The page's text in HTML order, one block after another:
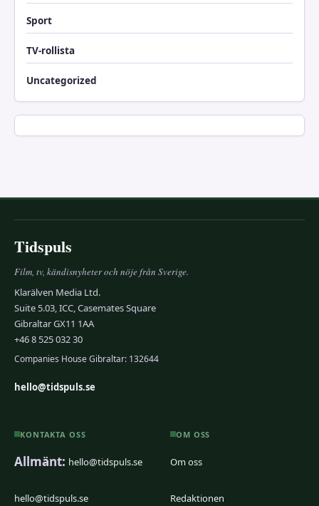
Sport
TV-rollista
Uncategorized
Tidspuls
Film, tv, kändisnyheter och nöje från Sverige.
Klarälven Media Ltd.
Suite 5.03, ICC, Casemates Square
Gibraltar GX11 1AA
+46 8 525 032 30
Companies House Gibraltar: 132644
hello@tidspuls.se
KONTAKTA OSS
Allmänt: hello@tidspuls.se
hello@tidspuls.se
OM OSS
Om oss
Redaktionen